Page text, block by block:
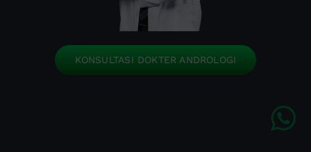
KONSULTASI DOKTER ANDROLOGI